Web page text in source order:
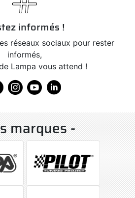
informés !
réseaux sociaux pour rester
informés,
Lampa vous attend !
marques -